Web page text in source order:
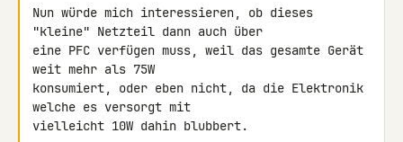
Nun würde mich interessieren, ob dieses
"kleine" Netzteil dann auch über
eine PFC verfügen muss, weil das gesamte Gerät
weit mehr als 75W
konsumiert, oder eben nicht, da die Elektronik
welche es versorgt mit
vielleicht 10W dahin blubbert.